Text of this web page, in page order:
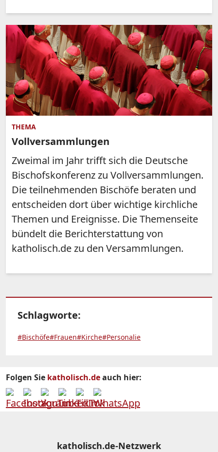
THEMA
Vollversammlungen
Zweimal im Jahr trifft sich die Deutsche
Bischofskonferenz zu Vollversammlungen.
Die teilnehmenden Bischöfe beraten und
entscheiden dort über wichtige kirchliche
Themen und Ereignisse. Die Themenseite
bündelt die Berichterstattung von
katholisch.de zu den Versammlungen.
Schlagworte:
#Bischöfe#Frauen#Kirche#Personalie
Folgen Sie katholisch.deauch hier:
katholisch.de-Netzwerk